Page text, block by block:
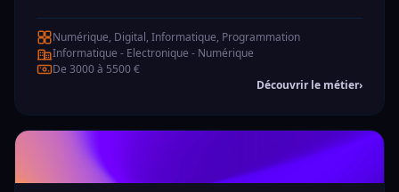
Numérique, Digital, Informatique, Programmation
Informatique - Electronique - Numérique
De 3000 à 5500 €
Découvrir le métier›